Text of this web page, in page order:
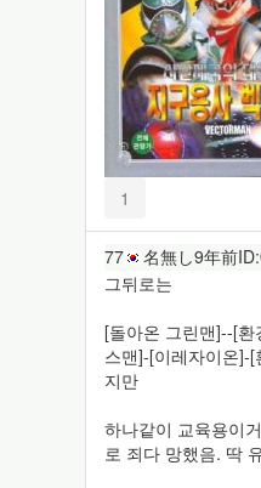
1
77 名無し9年前
그뒤로는
[돌아온 그린맨]--[
스맨]-[이레자이온]-
지만
하나같이 교육용이
로 죄다 망했음. 딱